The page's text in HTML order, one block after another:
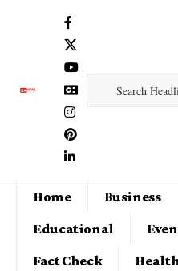
Home
Business
Educational
Fact Check
Health